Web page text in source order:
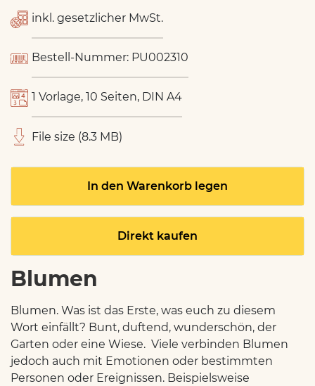
inkl. gesetzlicher MwSt.
Bestell-Nummer: PU002310
1 Vorlage, 10 Seiten, DIN A4
File size (8.3 MB)
In den Warenkorb legen
Direkt kaufen
Blumen
Blumen. Was ist das Erste, was euch zu diesem
Wort einfällt? Bunt, duftend, wunderschön, der
Garten oder eine Wiese. Viele verbinden Blumen
jedoch auch mit Emotionen oder bestimmten
Personen oder Ereignissen. Beispielsweise